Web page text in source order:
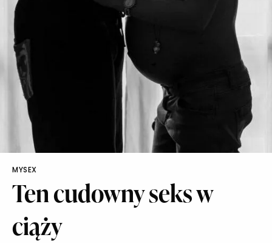
MYSEX
Ten cudowny seks w
ciąży